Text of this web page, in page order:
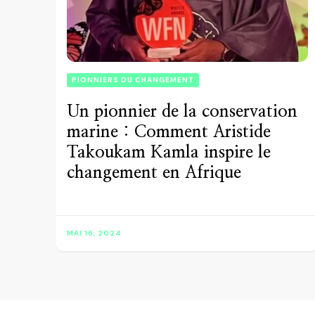
PIONNIERS DU CHANGEMENT
Un pionnier de la conservation
marine : Comment Aristide
Takoukam Kamla inspire le
changement en Afrique
MAI 16, 2024